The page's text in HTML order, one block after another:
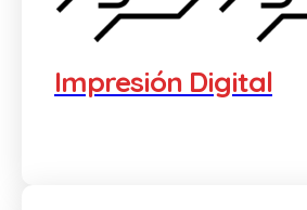
Impresión Digital